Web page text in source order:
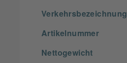
Verkehrsbezeichnung
Artikelnummer
Nettogewicht